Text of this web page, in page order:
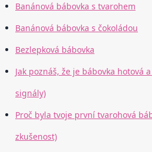
Banánová bábovka s tvarohem
Banánová bábovka s čokoládou
Bezlepková bábovka
Jak poznáš, že je bábovka hotová
signály)
Proč byla tvoje první tvarohová
zkušenost)